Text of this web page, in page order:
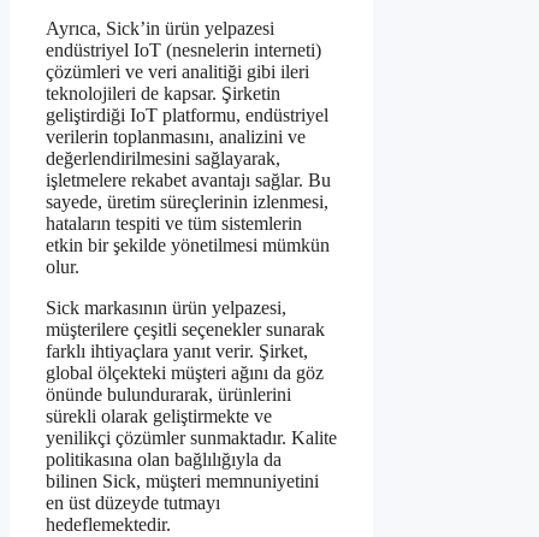
Ayrıca, Sick’in ürün yelpazesi
endüstriyel IoT (nesnelerin interneti)
çözümleri ve veri analitiği gibi ileri
teknolojileri de kapsar. Şirketin
geliştirdiği IoT platformu, endüstriyel
verilerin toplanmasını, analizini ve
değerlendirilmesini sağlayarak,
işletmelere rekabet avantajı sağlar. Bu
sayede, üretim süreçlerinin izlenmesi,
hataların tespiti ve tüm sistemlerin
etkin bir şekilde yönetilmesi mümkün
olur.
Sick markasının ürün yelpazesi,
müşterilere çeşitli seçenekler sunarak
farklı ihtiyaçlara yanıt verir. Şirket,
global ölçekteki müşteri ağını da göz
önünde bulundurarak, ürünlerini
sürekli olarak geliştirmekte ve
yenilikçi çözümler sunmaktadır. Kalite
politikasına olan bağlılığıyla da
bilinen Sick, müşteri memnuniyetini
en üst düzeyde tutmayı
hedeflemektedir.